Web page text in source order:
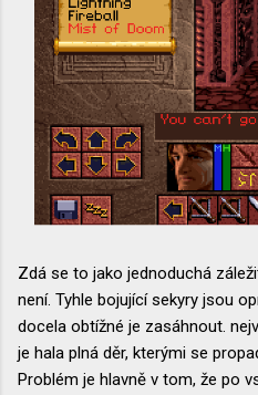
Zdá se to jako jednoduchá
není. Tyhle bojující sekyry jsou
docela obtížné je zasáhnout.
je hala plná děr, kterými se
Problém je hlavně v tom, že po